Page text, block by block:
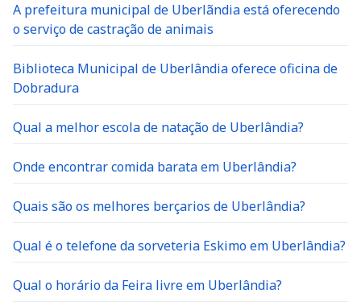
A prefeitura municipal de Uberlãndia está oferecendo
o serviço de castração de animais
Biblioteca Municipal de Uberlândia oferece oficina de
Dobradura
Qual a melhor escola de natação de Uberlândia?
Onde encontrar comida barata em Uberlândia?
Quais são os melhores berçarios de Uberlândia?
Qual é o telefone da sorveteria Eskimo em Uberlândia?
Qual o horário da Feira livre em Uberlândia?